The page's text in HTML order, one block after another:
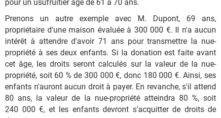
pour un usufruitier âgé de 61 à 70 ans.
Prenons un autre exemple avec M. Dupont, 69 ans,
propriétaire d'une maison évaluée à 300 000 €. Il n'a aucun
intérêt à attendre d'avoir 71 ans pour transmettre la nue-
propriété à ses deux enfants. Si la donation est faite avant
cet âge, les droits seront calculés sur la valeur de la nue-
propriété, soit 60 % de 300 000 €, donc 180 000 €. Ainsi, ses
enfants n'auront aucun droit à payer. En revanche, s'il attend
80 ans, la valeur de la nue-propriété atteindra 80 %, soit
240 000 €, et les enfants devront s'acquitter de droits de